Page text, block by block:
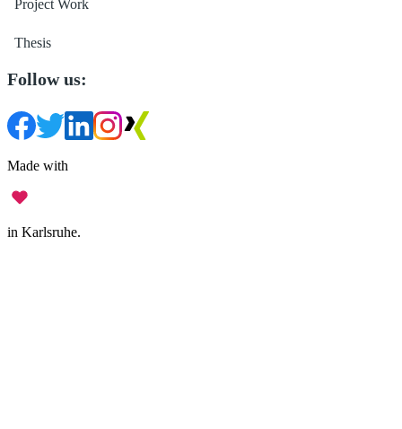
Project Work
Thesis
Follow us:
Made with
in Karlsruhe.